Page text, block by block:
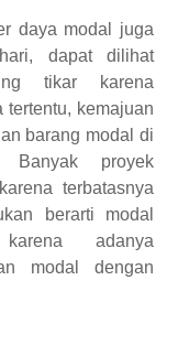
daya modal juga
dapat dilihat
tikar karena
tertentu, kemajuan
barang modal di
Banyak proyek
terbatasnya
berarti modal
adanya
modal dengan